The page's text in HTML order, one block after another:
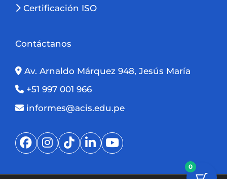
Certificación ISO
Contáctanos
Av. Arnaldo Márquez 948, Jesús María
+51 997 001 966
informes@acis.edu.pe
0